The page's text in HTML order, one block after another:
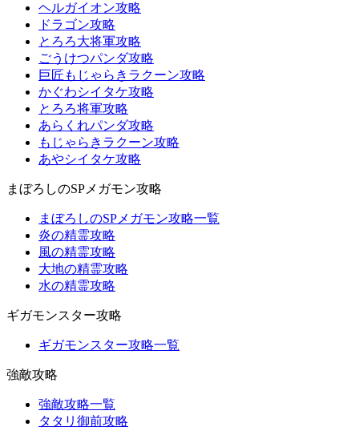
ヘルガイオン攻略
ドラゴン攻略
とろろ大将軍攻略
ごうけつパンダ攻略
巨匠もじゃらきラクーン攻略
かぐわシイタケ攻略
とろろ将軍攻略
あらくれパンダ攻略
もじゃらきラクーン攻略
あやシイタケ攻略
まぼろしのSPメガモン攻略
まぼろしのSPメガモン攻略一覧
炎の精霊攻略
風の精霊攻略
大地の精霊攻略
水の精霊攻略
ギガモンスター攻略
ギガモンスター攻略一覧
強敵攻略
強敵攻略一覧
タタリ御前攻略